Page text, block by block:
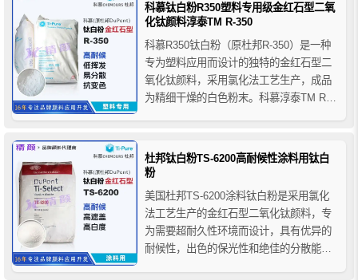
科慕钛白粉R350塑料专用级金红石型二氧
化钛颜料淳泰TM R-350
科慕R350钛白粉（原杜邦R-350）是一种
专为塑料应用而设计的独特的金红石型二
氧化钛颜料，采用氯化法工艺生产，成品
为精细干燥的白色粉末。科慕淳泰TM R-
料配方开创新的标准。科慕R350是为色母
配方工程师设计的一款适合多种塑料使用
杜邦钛白粉TS-6200高耐候性涂料用钛白
粉
美国杜邦TS-6200涂料钛白粉是采用氯化
法工艺生产的金红石型二氧化钛颜料，专
为需要超耐久性环境而设计，具有优异的
耐候性，出色的保光性和绝佳的分散能